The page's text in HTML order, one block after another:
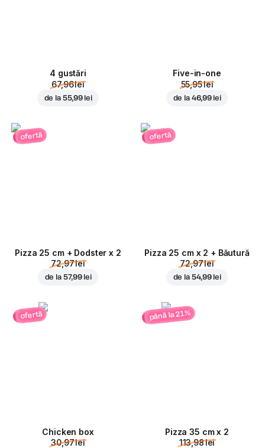
4 gustări
67,96 lei
de la 55,99 lei
Five-in-one
55,95 lei
de la 46,99 lei
ofertă
Pizza 25 cm + Dodster x 2
72,97 lei
de la 57,99 lei
ofertă
Pizza 25 cm x 2 + Băutură
72,97 lei
de la 54,99 lei
ofertă
Chicken box
30,97 lei
până la 21%
Pizza 35 cm x 2
113,98 lei